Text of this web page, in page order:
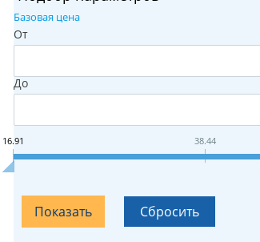
Базовая цена
От
До
16.91 38.44